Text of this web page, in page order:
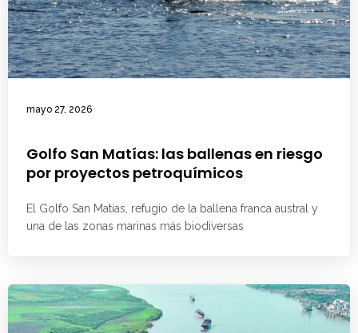
mayo 27, 2026
Golfo San Matías: las ballenas en riesgo
por proyectos petroquímicos
El Golfo San Matías, refugio de la ballena franca austral y
una de las zonas marinas más biodiversas